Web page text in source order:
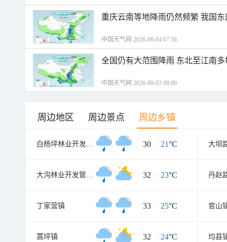
重庆云南等地降雨仍然频繁 我国
中国天气网 2026-08-04 07:56
全国仍有大范围降雨 东北至江南
中国天气网 2026-08-03 08:00
周边地区 周边景点 周边乡镇
白杨坪林业开发管理区 30 / 21°C 大坝
大沟林业开发管理区 32 / 23°C 丹赵
丁家营镇 33 / 25°C 官山
蒿坪镇 32 / 24°C 均县